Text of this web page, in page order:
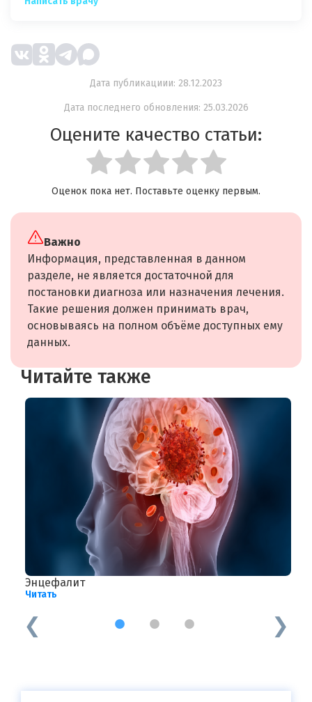
Дата публикациии: 28.12.2023
Дата последнего обновления: 25.03.2026
Оцените качество статьи:
Оценок пока нет. Поставьте оценку первым.
Важно
Информация, представленная в данном
разделе, не является достаточной для
постановки диагноза или назначения лечения.
Такие решения должен принимать врач,
основываясь на полном объёме доступных ему
данных.
Читайте также
Энцефалит
Читать
1 2 3